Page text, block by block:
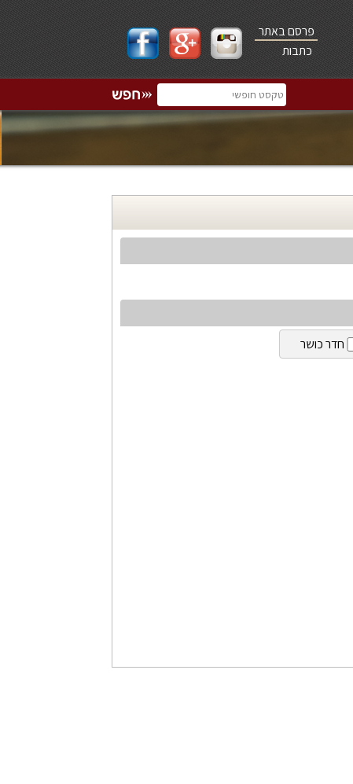
פרסם באתר
כתבות
חדר כושר